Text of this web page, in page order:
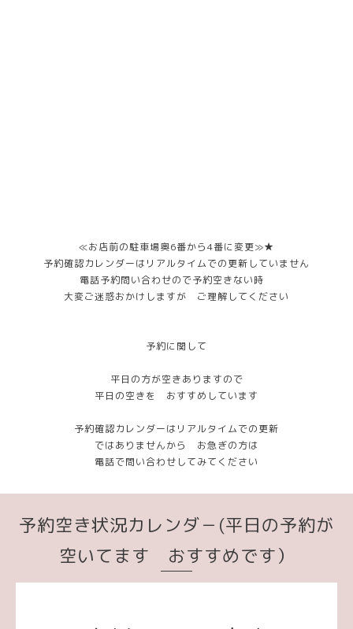
≪お店前の駐車場奥6番から4番に変更≫★
予約確認カレンダーはリアルタイムでの更新していません
電話予約問い合わせので予約空きない時
大変ご迷惑おかけしますが ご理解してください
予約に関して
平日の方が空きありますので
平日の空きを おすすめしています
予約確認カレンダーはリアルタイムでの更新
ではありませんから お急ぎの方は
電話で問い合わせしてみてください
予約空き状況カレンダ－(平日の予約が
空いてます おすすめです）